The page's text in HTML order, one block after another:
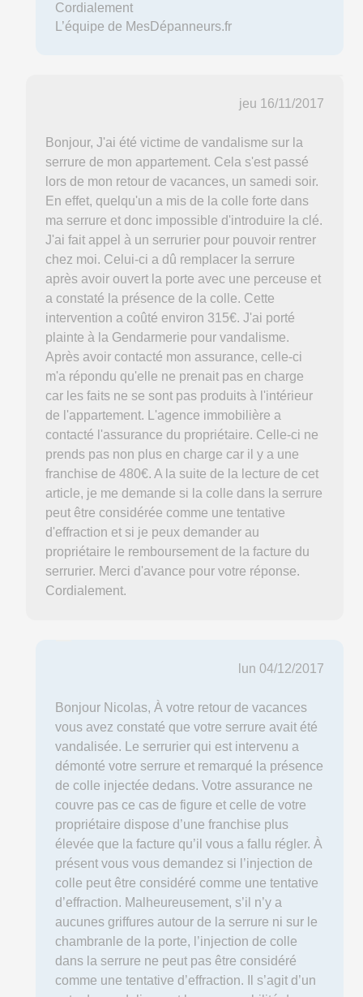
Cordialement
L’équipe de MesDépanneurs.fr
jeu 16/11/2017
Bonjour, J'ai été victime de vandalisme sur la
serrure de mon appartement. Cela s'est passé
lors de mon retour de vacances, un samedi soir.
En effet, quelqu'un a mis de la colle forte dans
ma serrure et donc impossible d'introduire la clé.
J'ai fait appel à un serrurier pour pouvoir rentrer
chez moi. Celui-ci a dû remplacer la serrure
après avoir ouvert la porte avec une perceuse et
a constaté la présence de la colle. Cette
intervention a coûté environ 315€. J'ai porté
plainte à la Gendarmerie pour vandalisme.
Après avoir contacté mon assurance, celle-ci
m'a répondu qu'elle ne prenait pas en charge
car les faits ne se sont pas produits à l'intérieur
de l'appartement. L'agence immobilière a
contacté l'assurance du propriétaire. Celle-ci ne
prends pas non plus en charge car il y a une
franchise de 480€. A la suite de la lecture de cet
article, je me demande si la colle dans la serrure
peut être considérée comme une tentative
d'effraction et si je peux demander au
propriétaire le remboursement de la facture du
serrurier. Merci d'avance pour votre réponse.
Cordialement.
lun 04/12/2017
Bonjour Nicolas, À votre retour de vacances
vous avez constaté que votre serrure avait été
vandalisée. Le serrurier qui est intervenu a
démonté votre serrure et remarqué la présence
de colle injectée dedans. Votre assurance ne
couvre pas ce cas de figure et celle de votre
propriétaire dispose d’une franchise plus
élevée que la facture qu’il vous a fallu régler. À
présent vous vous demandez si l’injection de
colle peut être considéré comme une tentative
d’effraction. Malheureusement, s’il n’y a
aucunes griffures autour de la serrure ni sur le
chambranle de la porte, l’injection de colle
dans la serrure ne peut pas être considéré
comme une tentative d’effraction. Il s’agit d’un